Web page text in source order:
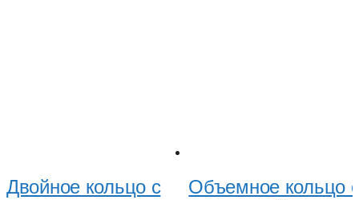
Двойное кольцо с
Объемное кольцо